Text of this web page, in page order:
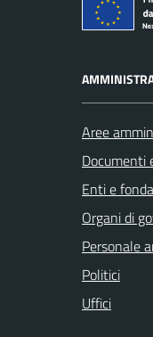
Aree
Documenti
Enti e
Organi di
Personale
Politici
Uffici